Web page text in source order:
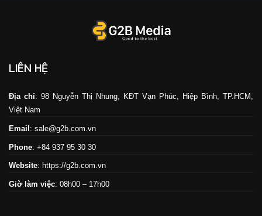
LIÊN HỆ
Địa chỉ: 98 Nguyễn Thị Nhung, KĐT Vạn Phúc, Hiệp Bình, TP.HCM,
Việt Nam
Email : sale@g2b.com.vn
Phone: +84 937 95 30 30
Website: https://g2b.com.vn
Giờ làm việc: 08h00 – 17h00